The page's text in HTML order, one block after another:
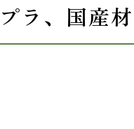
ラ、国産